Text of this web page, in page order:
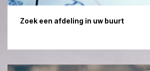
Zoek een afdeling in uw buurt